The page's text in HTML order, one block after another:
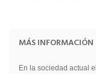
MÁS INFORMACIÓN
En la sociedad actual